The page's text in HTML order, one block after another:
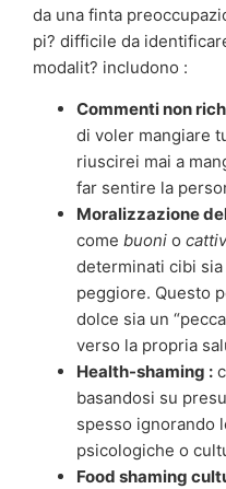
da una finta
pi? difficile da
modalit? includono :
Commenti non
di voler mangiare
riuscirei mai a
far sentire la
Moralizzazione
come buoni o
determinati cibi
peggiore. Questo
dolce sia un
verso la propria
Health-shaming :
basandosi su
spesso ignorando
psicologiche o
Food shaming